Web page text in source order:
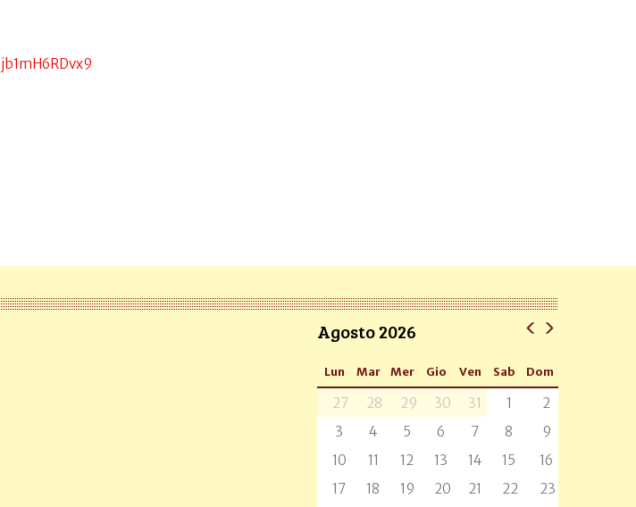
Agosto 2026
Lun Mar Mer Gio Ven Sab Dom
27 28 29 30 31 1
2
3
4 5 6 7 8
9
10
11 12 13 14 15
16
17
18 19 20 21 22
23